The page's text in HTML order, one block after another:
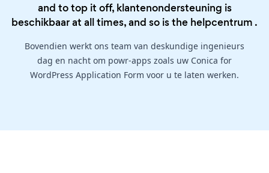
and to top it off, klantenondersteuning is
beschikbaar at all times, and so is the helpcentrum .
Bovendien werkt ons team van deskundige ingenieurs
dag en nacht om powr-apps zoals uw Conica for
WordPress Application Form voor u te laten werken.